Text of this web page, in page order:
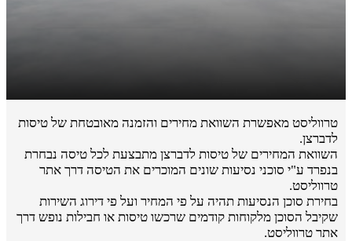
טרווליסט מאפשרת השוואת מחירים והזמנה מאובטחת של טיסות
לדברצן.
השוואת המחירים של טיסות לדברצן מתבצעת לכל טיסה נבחרת
בנפרד ע"י סוכני נסיעות שונים המוכרים את הטיסה דרך אתר
טרווליסט.
בחירת סוכן הנסיעות תהיה על פי המחיר ועל פי דירוג השירות
שקיבל הסוכן מלקוחות קודמים שרכשו טיסות או חבילות נופש דרך
אתר טרווליסט.